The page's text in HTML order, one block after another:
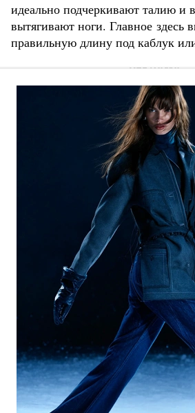
идеально подчеркивают талию и
вытягивают ноги. Главное здесь
правильную длину под каблук